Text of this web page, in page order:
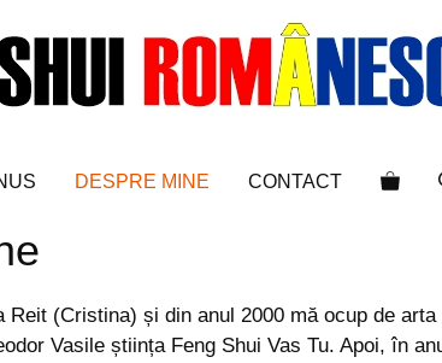
DESPRE MINE CONTACT
Reit (Cristina) și din anul 2000 mă ocup de
Vasile știința Feng Shui Vas Tu. Apoi, în